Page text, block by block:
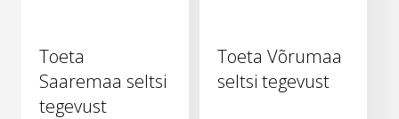
Toeta
Saaremaa seltsi
tegevust
Toeta Võrumaa
seltsi tegevust